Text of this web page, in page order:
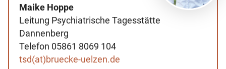
Maike Hoppe
Leitung Psychiatrische Tagesstätte
Dannenberg
Telefon 05861 8069 104
tsd(at)bruecke-uelzen.de